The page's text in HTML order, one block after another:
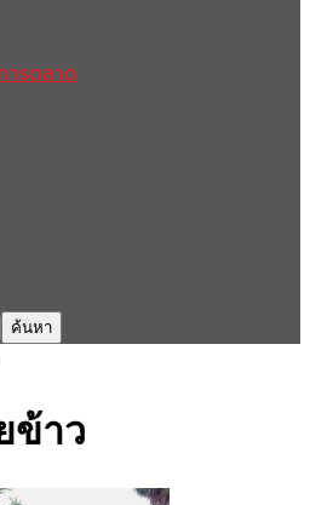
รตลาด
ข้าว